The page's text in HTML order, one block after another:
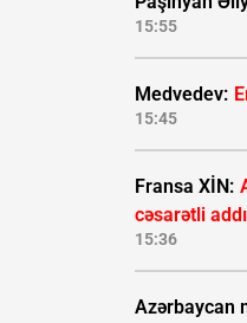
15:55
Medvedev:
15:45
Fransa XİN:
cəsarətli
15:36
Azərbaycan